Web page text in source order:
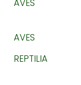
AVES
AVES
REPTILIA